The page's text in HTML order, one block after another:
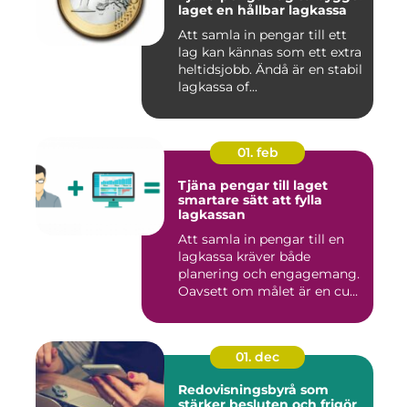
laget en hållbar lagkassa
Att samla in pengar till ett
lag kan kännas som ett extra
heltidsjobb. Ändå är en stabil
lagkassa of...
01. feb
Tjäna pengar till laget
smartare sätt att fylla
lagkassan
Att samla in pengar till en
lagkassa kräver både
planering och engagemang.
Oavsett om målet är en cu...
01. dec
Redovisningsbyrå som